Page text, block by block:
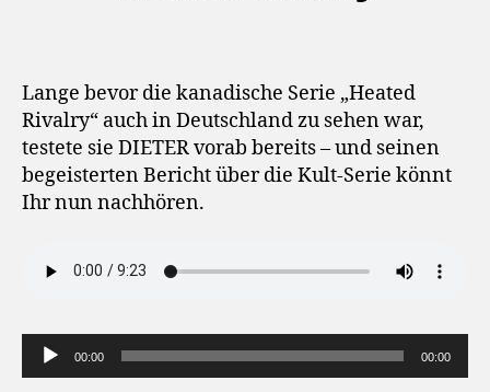
Lange bevor die kanadische Serie „Heated
Rivalry“ auch in Deutschland zu sehen war,
testete sie DIETER vorab bereits – und seinen
begeisterten Bericht über die Kult-Serie könnt
Ihr nun nachhören.
u
00:00 00:00